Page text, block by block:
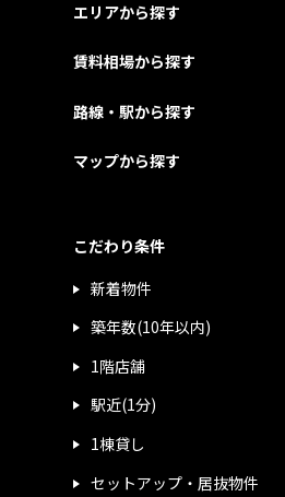
エリアから探す
賃料相場から探す
路線・駅から探す
マップから探す
こだわり条件
新着物件
築年数(10年以内)
1階店舗
駅近(1分)
1棟貸し
セットアップ・居抜物件